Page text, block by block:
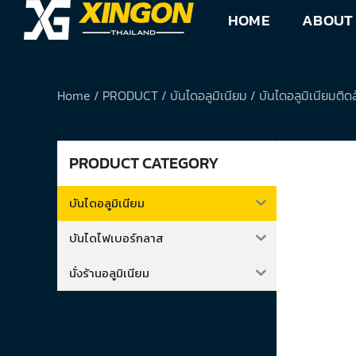
content
HOME ABOUT
Home / PRODUCT / บันไดอลูมิเนียม / บันไดอลูมิเนียมติด
PRODUCT CATEGORY
บันไดอลูมิเนียม
บันไดไฟเบอร์กลาส
นั่งร้านอลูมิเนียม